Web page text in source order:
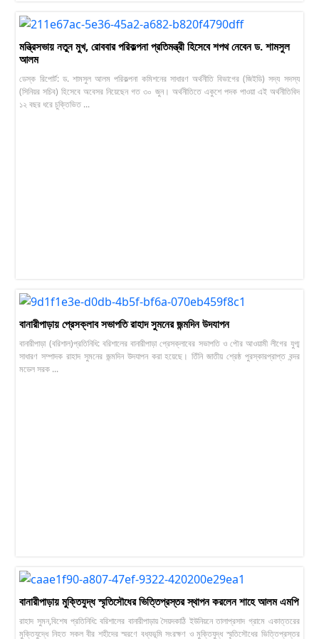
মন্ত্রিসভায় নতুন মুখ, রোববার পরিকল্পনা প্রতিমন্ত্রী হিসেবে শপথ নেবেন ড. শামসুল
আলম
ডেস্ক রিপোর্ট: ড. শামসুল আলম পরিকল্পনা কমিশনের সাধারণ অর্থনীতি বিভাগের (জিইডি) সদ্য সদস্য
(সিনিয়র সচিব) হিসেবে অবেসর নিয়েছেন গত ৩০ জুন। অর্থনীতিতে একুশে পদক পাওয়া এই অর্থনীতিবিদ
১২ বছর ধরে চুক্তিভিত ...
বানারীপাড়ায় প্রেসক্লাব সভাপতি রাহাদ সুমনের জন্মদিন উদযাপন
বানারীপাড়া (বরিশাল)প্রতিনিধি: বরিশালের বানারীপাড়া প্রেসক্লাবের সভাপতি ও পৌর আওয়ামী লীগের যুগ্ম
সাধারণ সম্পাদক রাহাদ সুমনের জন্মদিন উদযাপন করা হয়েছে। তিঁনি জাতীয় শ্রেষ্ঠ পুরস্কারপ্রাপ্ত বন্দর
মডেল সরক ...
বানারীপাড়ায় মুক্তিযুদ্ধ স্মৃতিসৌধের ভিত্তিপ্রস্তর স্থাপন করলেন শাহে আলম এমপি
রাহাদ সুমন,বিশেষ প্রতিনিধি: বরিশালের বানারীপাড়ায় সৈয়দকাঠি ইউনিয়নে তালাপ্রসাদ গ্রামে একাত্তরের
মুক্তিযুদ্ধে নিহত সকল বীর শহীদের স্মরণে বধ্যভূমি সংরক্ষণ ও মুক্তিযুদ্ধ স্মৃতিসৌধের ভিত্তিপ্রস্তর